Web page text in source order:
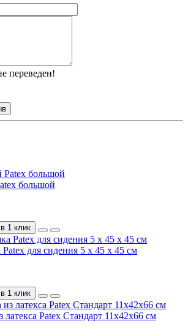
переведен!
большой
1 клик
для сидения 5 x 45 x 45 см
1 клик
Patex Стандарт 11x42x66 см